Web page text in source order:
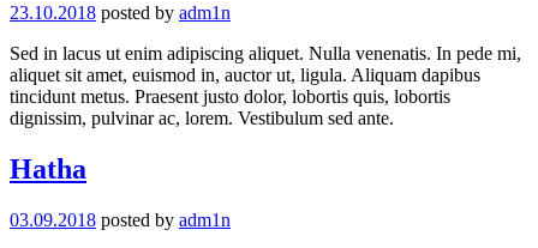
23.10.2018 posted by adm1n
Sed in lacus ut enim adipiscing aliquet. Nulla venenatis. In pede mi,
aliquet sit amet, euismod in, auctor ut, ligula. Aliquam dapibus
tincidunt metus. Praesent justo dolor, lobortis quis, lobortis
dignissim, pulvinar ac, lorem. Vestibulum sed ante.
Hatha
03.09.2018 posted by adm1n